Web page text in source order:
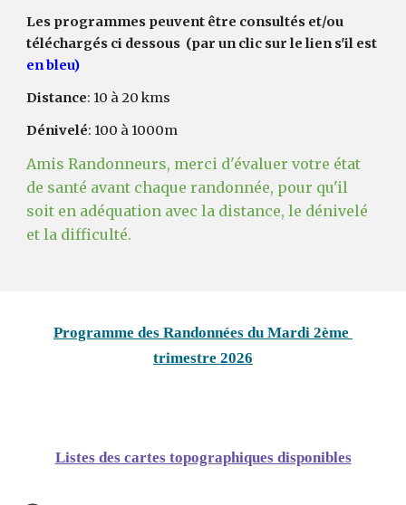
Les programmes peuvent être consultés et/ou
téléchargés ci dessous (parunclic sur le lien s'il est
en bleu)
Distance: 10 à 20 kms
Dénivelé: 100 à 1000m
Amis Randonneurs, merci d'évaluer votre état
de santé avant chaque randonnée, pour qu'il
soit en adéquation avec la distance, le dénivelé
et la difficulté.
Programme des Randonnées du Mardi 2ème
trimestre 2026
Listes des cartes topographiques disponibles